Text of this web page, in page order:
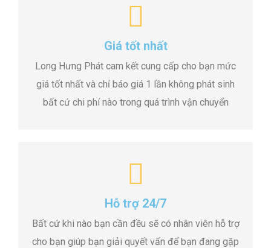
Giá tốt nhất
Long Hưng Phát cam kết cung cấp cho bạn mức
giá tốt nhất và chỉ báo giá 1 lần không phát sinh
bất cứ chi phí nào trong quá trình vận chuyển
Hỗ trợ 24/7
Bất cứ khi nào bạn cần đều sẽ có nhân viên hỗ trợ
cho bạn giúp bạn giải quyết vấn để bạn đang gặp